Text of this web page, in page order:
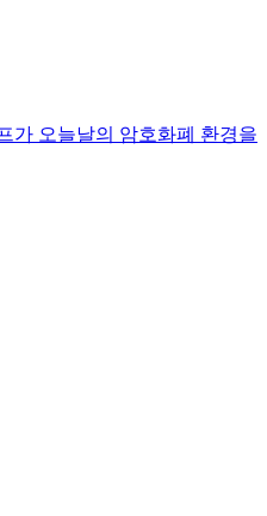
가 오늘날의 암호화폐 환경을